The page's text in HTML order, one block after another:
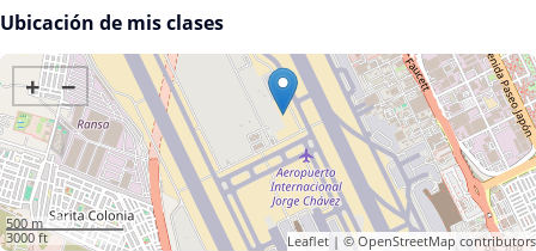
Ubicación de mis clases
+ −
500 m
3000 ft
Leaflet| © OpenStreetMap contributors